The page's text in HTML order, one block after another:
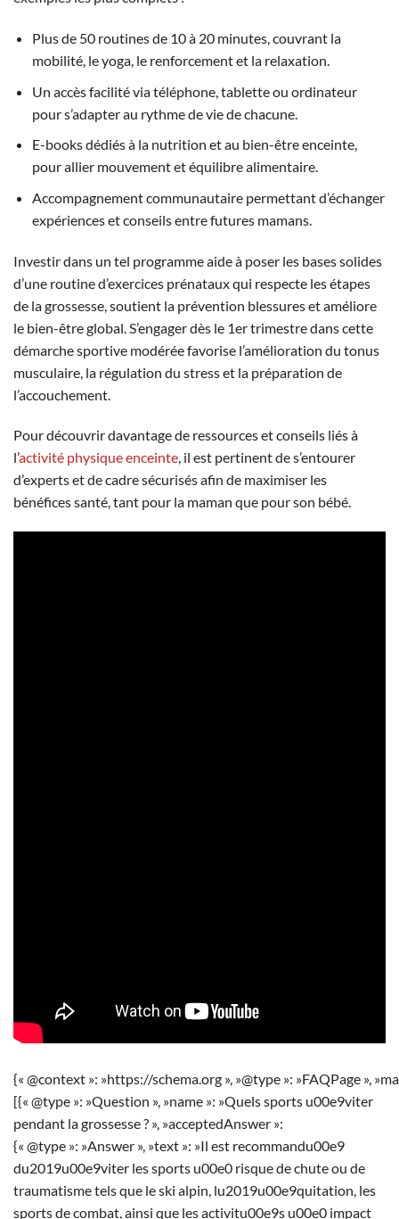
Plus de 50 routines de 10 à 20 minutes, couvrant la
mobilité, le yoga, le renforcement et la relaxation.
Un accès facilité via téléphone, tablette ou ordinateur
pour s’adapter au rythme de vie de chacune.
E-books dédiés à la nutrition et au bien-être enceinte,
pour allier mouvement et équilibre alimentaire.
Accompagnement communautaire permettant d’échanger
expériences et conseils entre futures mamans.
Investir dans un tel programme aide à poser les bases solides
d’une routine d’exercices prénataux qui respecte les étapes
de la grossesse, soutient la prévention blessures et améliore
le bien-être global. S’engager dès le 1er trimestre dans cette
démarche sportive modérée favorise l’amélioration du tonus
musculaire, la régulation du stress et la préparation de
l’accouchement.
Pour découvrir davantage de ressources et conseils liés à
l’activité physique enceinte, il est pertinent de s’entourer
d’experts et de cadre sécurisés afin de maximiser les
bénéfices santé, tant pour la maman que pour son bébé.
{« @context »: »https://schema.org », »@type »: »FAQPage »,
[{« @type »: »Question », »name »: »Quels sports u00e9viter
pendant la grossesse ? », »acceptedAnswer »:
{« @type »: »Answer », »text »: »Il est recommandu00e9
du2019u00e9viter les sports u00e0 risque de chute ou de
traumatisme tels que le ski alpin, lu2019u00e9quitation, les
sports de combat, ainsi que les activitu00e9s u00e0 impact